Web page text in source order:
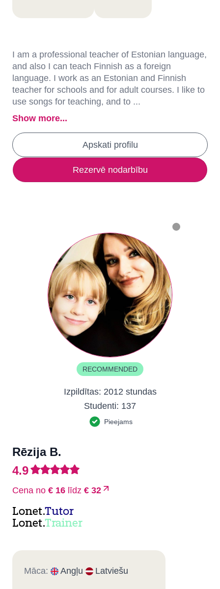
I am a professional teacher of Estonian language,
and also I can teach Finnish as a foreign
language. I work as an Estonian and Finnish
teacher for schools and for adult courses. I like to
use songs for teaching, and to ...
Show more...
Apskati profilu
Rezervē nodarbību
RECOMMENDED
Izpildītas: 2012 stundas
Studenti: 137
Pieejams
Rēzija B.
4.9
Cena no € 16 līdz € 32
Lonet.Tutor
Lonet.Trainer
Māca: Angļu Latviešu